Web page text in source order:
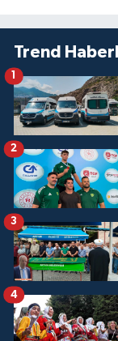
Trend
1
2
3
4